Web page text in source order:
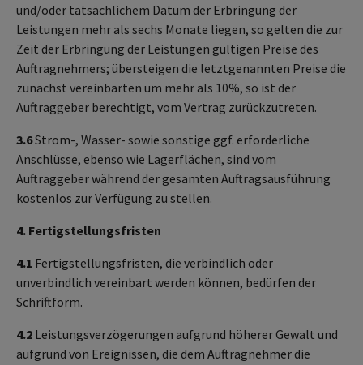
und/oder tatsächlichem Datum der Erbringung der
Leistungen mehr als sechs Monate liegen, so gelten die zur
Zeit der Erbringung der Leistungen gültigen Preise des
Auftragnehmers; übersteigen die letztgenannten Preise die
zunächst vereinbarten um mehr als 10%, so ist der
Auftraggeber berechtigt, vom Vertrag zurückzutreten.
3.6Strom-, Wasser- sowie sonstige ggf. erforderliche
Anschlüsse, ebenso wie Lagerflächen, sind vom
Auftraggeber während der gesamten Auftragsausführung
kostenlos zur Verfügung zu stellen.
4. Fertigstellungsfristen
4.1 Fertigstellungsfristen, die verbindlich oder
unverbindlich vereinbart werden können, bedürfen der
Schriftform.
4.2 Leistungsverzögerungen aufgrund höherer Gewalt und
aufgrund von Ereignissen, die dem Auftragnehmer die